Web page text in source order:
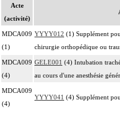
Acte
(activité)
MDCA009
(1)
YYYY012 (1) Supplément
chirurgie orthopédique ou
MDCA009
(4)
GELE001 (4) Intubation
au cours d'une anesthésie
MDCA009
(4)
YYYY041 (4) Supplément